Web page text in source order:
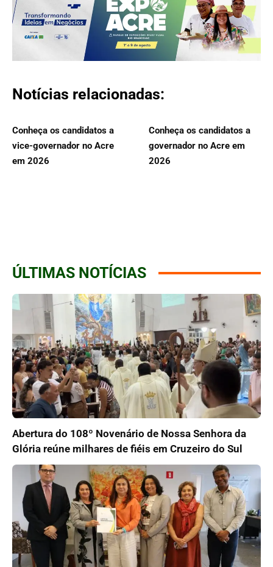
Notícias relacionadas:
Conheça os candidatos a
vice-governador no Acre
em 2026
Conheça os candidatos a
governador no Acre em
2026
ÚLTIMAS NOTÍCIAS
Abertura do 108º Novenário de Nossa Senhora da
Glória reúne milhares de fiéis em Cruzeiro do Sul